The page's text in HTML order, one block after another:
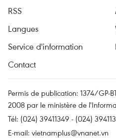
RSS
Langues
Service d'information
Contact
Permis de publication: 1374/GP-
2008 par le ministère de
Tél: (024) 39411349 - (024)
E-mail: vietnamplus@vnanet.vn